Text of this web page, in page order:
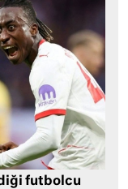
futbolcu